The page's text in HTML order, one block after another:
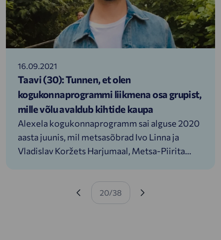
16.09.2021
Taavi (30): Tunnen, et olen
kogukonnaprogrammi liikmena osa grupist,
mille võlu avaldub kihtide kaupa
Alexela kogukonnaprogramm sai alguse 2020
aasta juunis, mil metsasõbrad Ivo Linna ja
Vladislav Koržets Harjumaal, Metsa-Piirita
kasvanud, liikmeid on palju-palju, kes
üheskoos oma jalajälje vähendamisse
Eelmine leht
20/38 Järgmine leht